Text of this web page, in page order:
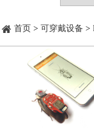
首页 > 可穿戴设备 >